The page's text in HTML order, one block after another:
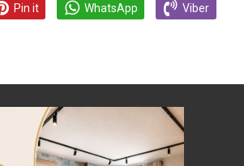
Pin it WhatsApp Viber